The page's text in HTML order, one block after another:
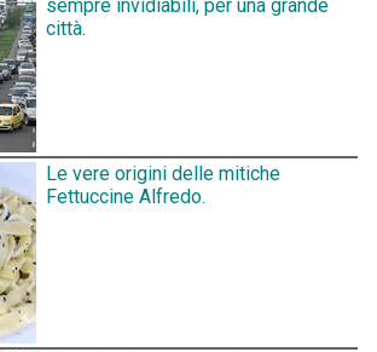
sempre invidiabili, per una grande
città.
Le vere origini delle mitiche
Fettuccine Alfredo.